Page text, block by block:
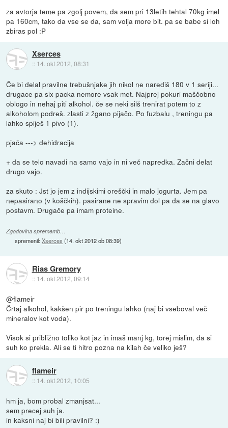
za avtorja teme pa zgolj povem, da sem pri 13letih tehtal 70kg imel
pa 160cm, tako da vse se da, sam volja more bit. pa se babe si loh
zbiras pol :P
Xserces
:: 14. okt 2012, 08:31
Če bi delal pravilne trebušnjake jih nikol ne narediš 180 v 1 seriji...
drugace pa six packa nemore vsak met. Najprej pokuri maščobno
oblogo in nehaj piti alkohol. če se neki silš trenirat potem to z
alkoholom podreš. zlasti z žgano pijačo. Po fuzbalu , treningu pa
lahko spiješ 1 pivo (1).
pjača ---> dehidracija
+ da se telo navadi na samo vajo in ni več napredka. Začni delat
drugo vajo.
za skuto : Jst jo jem z indijskimi oreščki in malo jogurta. Jem pa
nepasirano (v koščkih). pasirane ne spravim dol pa da se na glavo
postavm. Drugače pa imam proteine.
Zgodovina sprememb…
spremenil:Xserces (14. okt 2012 ob 08:39)
Rias Gremory
:: 14. okt 2012, 09:14
@flameir
Črtaj alkohol, kakšen pir po treningu lahko (naj bi vseboval več
mineralov kot voda).
Visok si približno toliko kot jaz in imaš manj kg, torej mislim, da si
suh ko prekla. Ali se ti hitro pozna na kilah če veliko ješ?
flameir
:: 14. okt 2012, 10:05
hm ja, bom probal zmanjsat...
sem precej suh ja.
in kaksni naj bi bili pravilni? :)